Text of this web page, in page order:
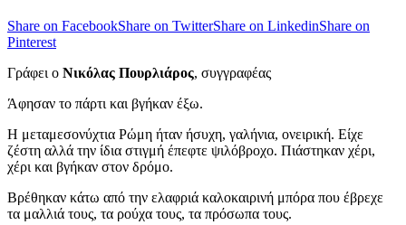
Share on FacebookShare on TwitterShare on LinkedinShare on
Pinterest
Γράφει ο Νικόλας Πουρλιάρος, συγγραφέας
Άφησαν το πάρτι και βγήκαν έξω.
Η μεταμεσονύχτια Ρώμη ήταν ήσυχη, γαλήνια, ονειρική. Είχε
ζέστη αλλά την ίδια στιγμή έπεφτε ψιλόβροχο. Πιάστηκαν χέρι,
χέρι και βγήκαν στον δρόμο.
Βρέθηκαν κάτω από την ελαφριά καλοκαιρινή μπόρα που έβρεχε
τα μαλλιά τους, τα ρούχα τους, τα πρόσωπα τους.